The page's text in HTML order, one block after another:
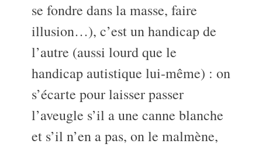
se fondre dans la masse, faire
illusion…), c’est un handicap de
l’autre (aussi lourd que le
handicap autistique lui-même) : on
s’écarte pour laisser passer
l’aveugle s’il a une canne blanche
et s’il n’en a pas, on le malmène,